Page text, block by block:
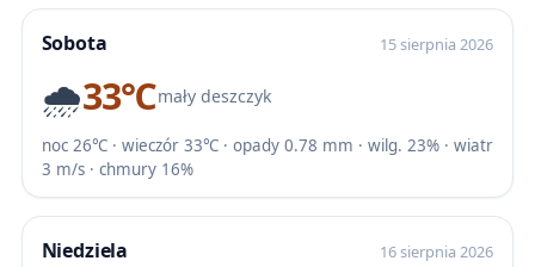
Sobota 15 sierpnia 2026
🌧️33℃mały deszczyk
noc 26℃ · wieczór 33℃ · opady 0.78 mm · wilg. 23% · wiatr
3 m/s · chmury 16%
Niedziela 16 sierpnia 2026